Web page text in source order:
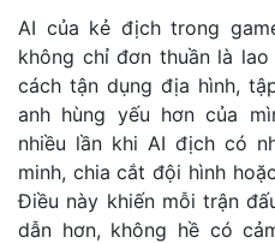
AI của kẻ địch trong
không chỉ đơn thuần là
cách tận dụng địa hình,
anh hùng yếu hơn của
nhiều lần khi AI địch có
minh, chia cắt đội hình
Điều này khiến mỗi trận
dẫn hơn, không hề có